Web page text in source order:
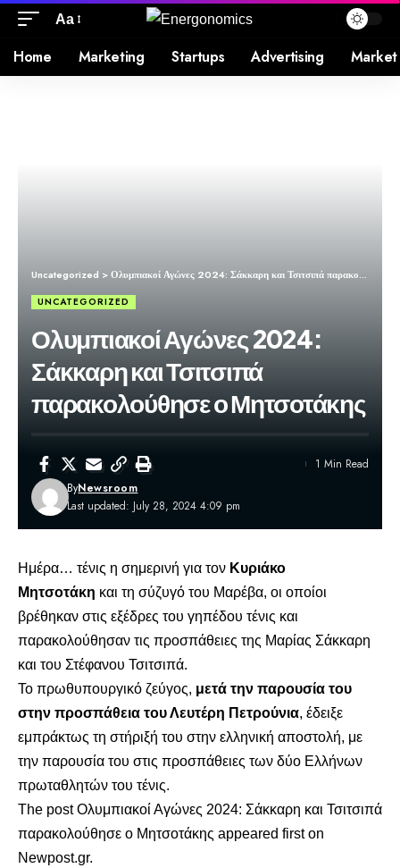
Aa
Home Marketing Startups Advertising Market
Uncategorized >Ολυμπιακοί Αγώνες 2024: Σάκκαρη και Τσιτσιπά παρακολούθησε ο Μητσοτάκης
UNCATEGORIZED
Ολυμπιακοί Αγώνες 2024:
Σάκκαρη και Τσιτσιπά
παρακολούθησε ο Μητσοτάκης
Last updated: July 28, 2024 4:09 pm
ByNewsroom
1 Min Read
Ημέρα… τένις η σημερινή για τον Κυριάκο
Μητσοτάκη και τη σύζυγό του Μαρέβα, οι οποίοι
βρέθηκαν στις εξέδρες του γηπέδου τένις και
παρακολούθησαν τις προσπάθειες της Μαρίας Σάκκαρη
και του Στέφανου Τσιτσιπά.
Το πρωθυπουργικό ζεύγος, μετά την παρουσία του
στην προσπάθεια του Λευτέρη Πετρούνια, έδειξε
εμπράκτως τη στήριξή του στην ελληνική αποστολή, με
την παρουσία του στις προσπάθειες των δύο Ελλήνων
πρωταθλητών του τένις.
The postΟλυμπιακοί Αγώνες 2024: Σάκκαρη και Τσιτσιπά
παρακολούθησε ο Μητσοτάκης appeared first on
Newpost.gr.